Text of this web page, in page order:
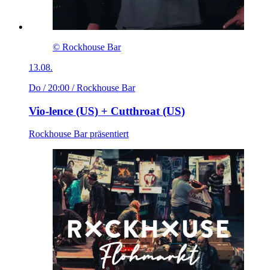
© Rockhouse Bar
13.08.
Do / 20:00 / Rockhouse Bar
Vio-lence (US) + Cutthroat (US)
Rockhouse Bar präsentiert